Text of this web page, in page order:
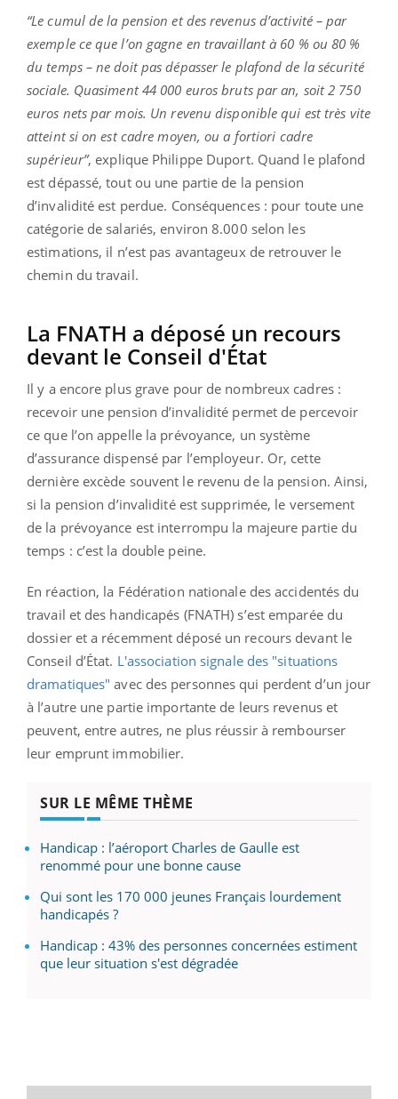
“Le cumul de la pension et des revenus d’activité – par
exemple ce que l’on gagne en travaillant à 60 % ou 80 %
du temps – ne doit pas dépasser le plafond de la sécurité
sociale. Quasiment 44 000 euros bruts par an, soit 2 750
euros nets par mois. Un revenu disponible qui est très vite
atteint si on est cadre moyen, ou a fortiori cadre
supérieur”, explique Philippe Duport. Quand le plafond
est dépassé, tout ou une partie de la pension
d’invalidité est perdue. Conséquences : pour toute une
catégorie de salariés, environ 8.000 selon les
estimations, il n’est pas avantageux de retrouver le
chemin du travail.
La FNATH a déposé un recours
devant le Conseil d'État
Il y a encore plus grave pour de nombreux cadres :
recevoir une pension d’invalidité permet de percevoir
ce que l’on appelle la prévoyance, un système
d’assurance dispensé par l’employeur. Or, cette
dernière excède souvent le revenu de la pension. Ainsi,
si la pension d’invalidité est supprimée, le versement
de la prévoyance est interrompu la majeure partie du
temps : c’est la double peine.
En réaction, la Fédération nationale des accidentés du
travail et des handicapés (FNATH) s’est emparée du
dossier et a récemment déposé un recours devant le
Conseil d’État. L'association signale des "situations
dramatiques" avec des personnes qui perdent d’un jour
à l’autre une partie importante de leurs revenus et
peuvent, entre autres, ne plus réussir à rembourser
leur emprunt immobilier.
SUR LE MÊME THÈME
Handicap : l’aéroport Charles de Gaulle est
renommé pour une bonne cause
Qui sont les 170 000 jeunes Français lourdement
handicapés ?
Handicap : 43% des personnes concernées estiment
que leur situation s'est dégradée